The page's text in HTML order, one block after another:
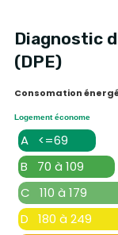
Diagnostic
(DPE)
Consomation
Logement économe
A <=69
B 70 à 109
C 110 à 179
D 180 à 249